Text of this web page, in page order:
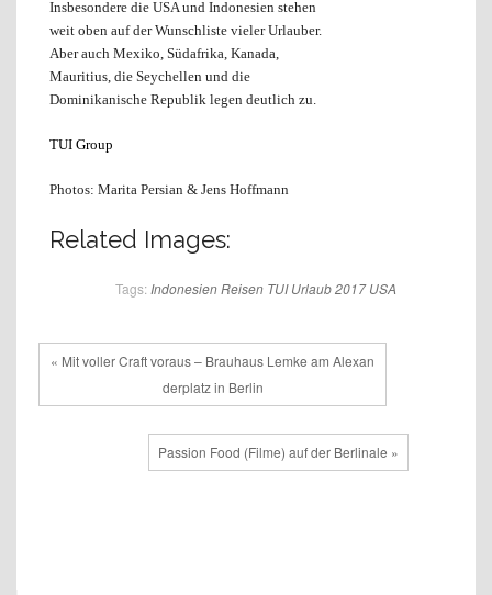
Insbesondere die USA und Indonesien stehen
weit oben auf der Wunschliste vieler Urlauber.
Aber auch Mexiko, Südafrika, Kanada,
Mauritius, die Seychellen und die
Dominikanische Republik legen deutlich zu.
TUI Group
Photos: Marita Persian & Jens Hoffmann
Related Images:
Tags: IndonesienReisen TUI Urlaub 2017 USA
« Mit voller Craft voraus – Brauhaus Lemke am Alexan
derplatz in Berlin
Passion Food (Filme) auf der Berlinale »